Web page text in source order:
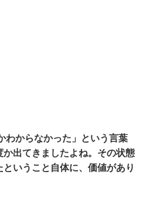
からなかった」という言葉
出てきましたよね。その状態
いうこと自体に、価値があり